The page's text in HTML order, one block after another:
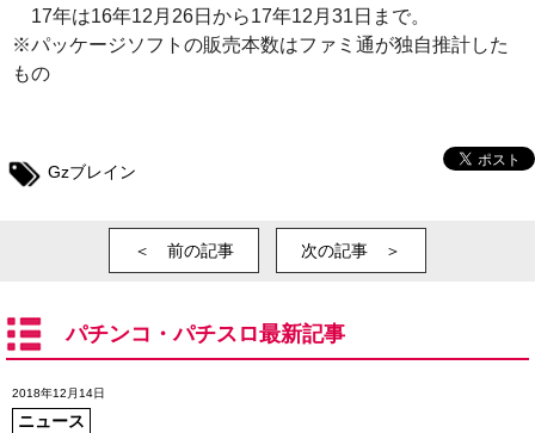
17年は16年12月26日から17年12月31日まで。
※パッケージソフトの販売本数はファミ通が独自推計した
もの
Gzブレイン
＜ 前の記事 次の記事 ＞
パチンコ・パチスロ最新記事
2018年12月14日
ニュース